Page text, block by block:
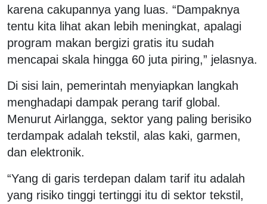
karena cakupannya yang luas. “Dampaknya
tentu kita lihat akan lebih meningkat, apalagi
program makan bergizi gratis itu sudah
mencapai skala hingga 60 juta piring,” jelasnya.
Di sisi lain, pemerintah menyiapkan langkah
menghadapi dampak perang tarif global.
Menurut Airlangga, sektor yang paling berisiko
terdampak adalah tekstil, alas kaki, garmen,
dan elektronik.
“Yang di garis terdepan dalam tarif itu adalah
yang risiko tinggi tertinggi itu di sektor tekstil,